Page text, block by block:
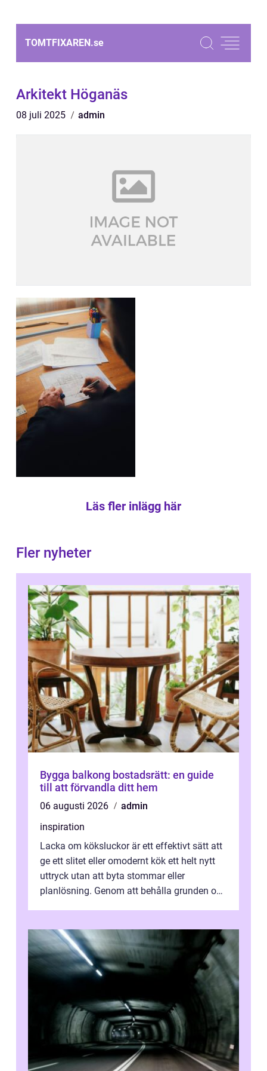
TOMTFIXAREN.se
Arkitekt Höganäs
08 juli 2025 admin
Läs fler inlägg här
Fler nyheter
Bygga balkong bostadsrätt: en guide
till att förvandla ditt hem
06 augusti 2026
admin
inspiration
Lacka om köksluckor är ett effektivt sätt att
ge ett slitet eller omodernt kök ett helt nytt
uttryck utan att byta stommar eller
planlösning. Genom att behålla grunden och